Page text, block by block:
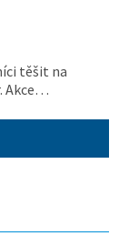
těšit na
Akce…